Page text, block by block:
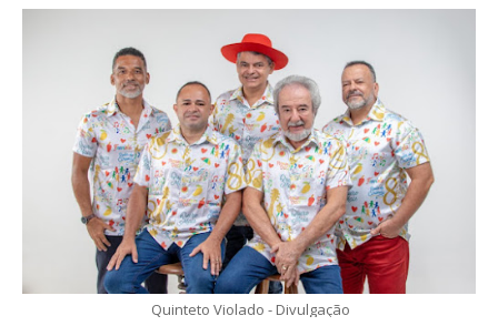
Quinteto Violado - Divulgação